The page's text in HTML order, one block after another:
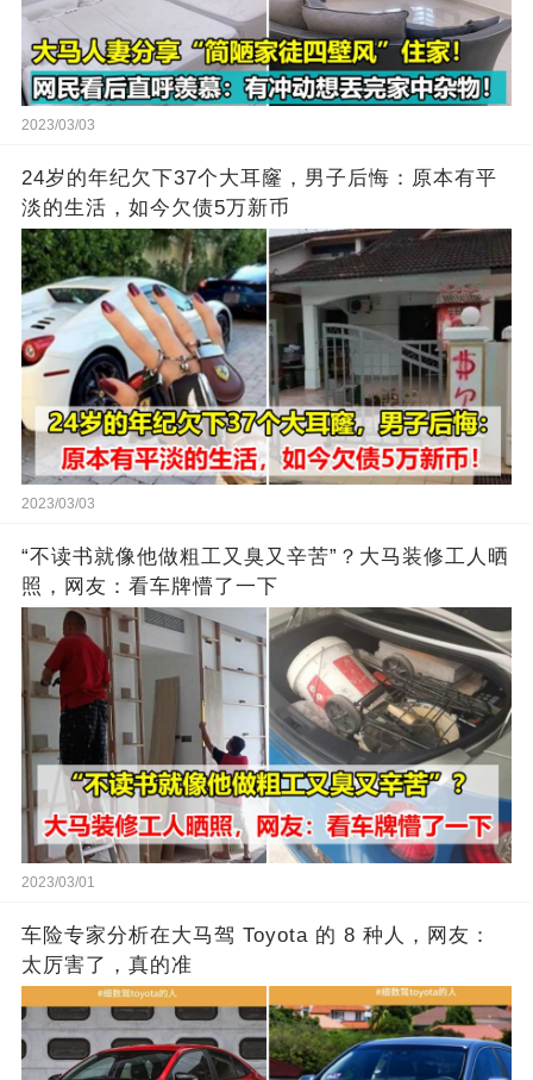
2023/03/03
24岁的年纪欠下37个大耳窿，男子后悔：原本有平
淡的生活，如今欠债5万新币
2023/03/03
“不读书就像他做粗工又臭又辛苦”？大马装修工人晒
照，网友：看车牌懵了一下
2023/03/01
车险专家分析在大马驾 Toyota 的 8 种人，网友：
太厉害了，真的准